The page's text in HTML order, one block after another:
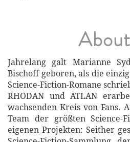
Jahrelang galt Marianne
Bischoff geboren, als die
Science-Fiction-Romane
RHODAN und ATLAN
wachsenden Kreis von Fans.
Team der größten
eigenen Projekten: Seither